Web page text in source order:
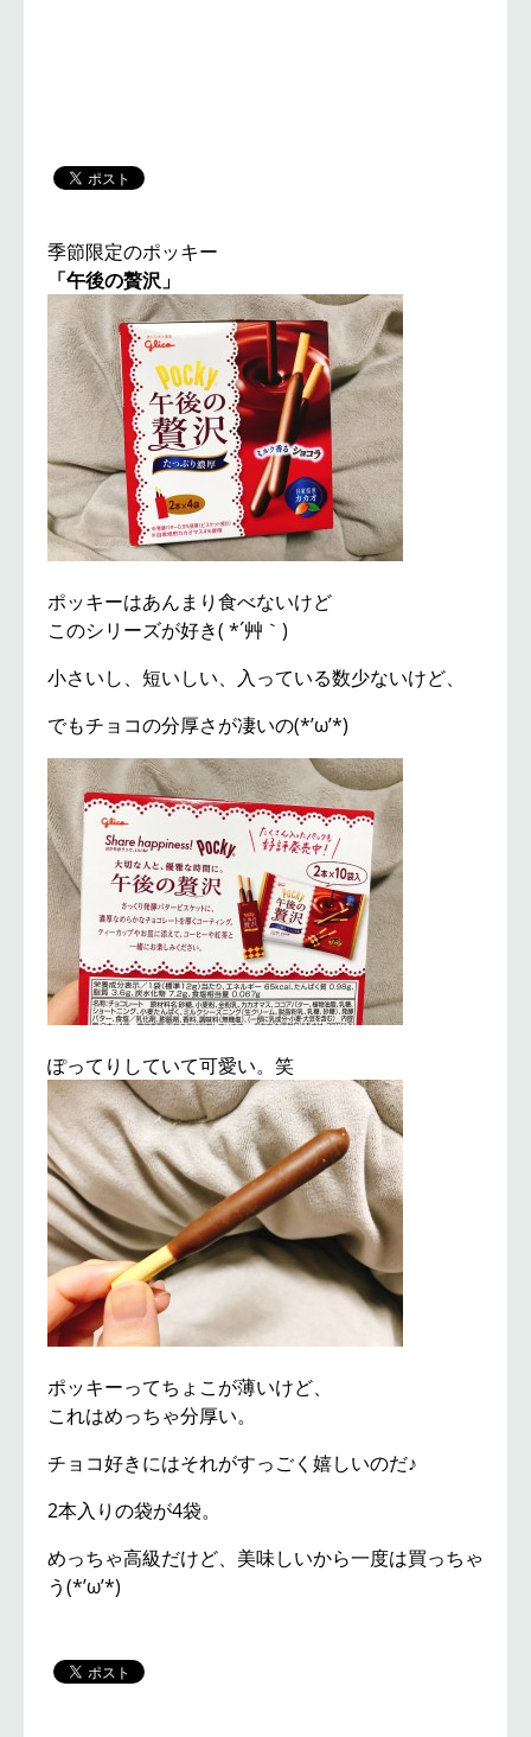
季節限定のポッキー
「午後の贅沢」
ポッキーはあんまり食べないけど
このシリーズが好き( *´艸｀)
小さいし、短いしい、入っている数少ないけど、
でもチョコの分厚さが凄いの(*’ω’*)
ぽってりしていて可愛い。笑
ポッキーってちょこが薄いけど、
これはめっちゃ分厚い。
チョコ好きにはそれがすっごく嬉しいのだ♪
2本入りの袋が4袋。
めっちゃ高級だけど、美味しいから一度は買っちゃ
う(*’ω’*)